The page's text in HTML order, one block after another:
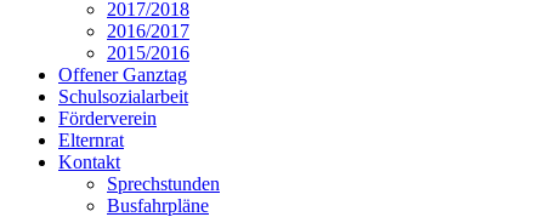
2017/2018
2016/2017
2015/2016
Offener Ganztag
Schulsozialarbeit
Förderverein
Elternrat
Kontakt
Sprechstunden
Busfahrpläne